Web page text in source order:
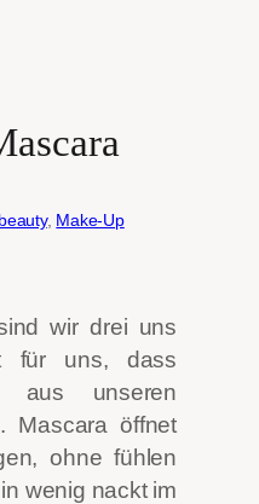
beauty, Make-Up
wir drei uns
für uns, dass
aus unseren
Mascara öffnet
ohne fühlen
wenig nackt im